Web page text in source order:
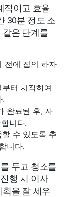
적이고 효율
30분 정도 소
은 단계를
전에 집의 하자
터 시작하여
.
완료된 후, 자
니다.
할 수 있도록 추
니다.
두고 청소를
행 시 이사
을 잘 세우